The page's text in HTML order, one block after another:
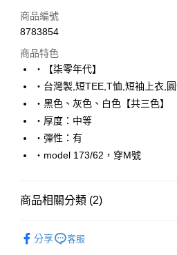
信用卡一次付款
LINE Pay
Apple Pay
街口支付
悠遊付
AFTEE先享後付
相關說明
AFTEE先享後付是「在收到商品之後才
便利好安心！
ATM付款
商品編號
8783854
商品特色
‧【柒零年代】
‧台灣製,短TEE,T恤,短袖上衣,
‧黑色、灰色、白色【共三色】
‧厚度：中等
‧彈性：有
‧model 173/62，穿M號
商品相關分類 (2)
分享 客服